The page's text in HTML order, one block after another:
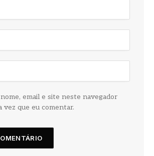
email e site neste navegador
vez que eu comentar.